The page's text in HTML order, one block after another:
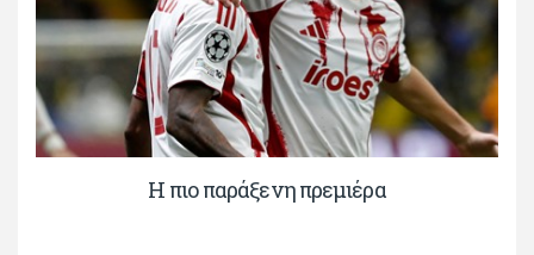
H πιο παράξενη πρεμιέρα